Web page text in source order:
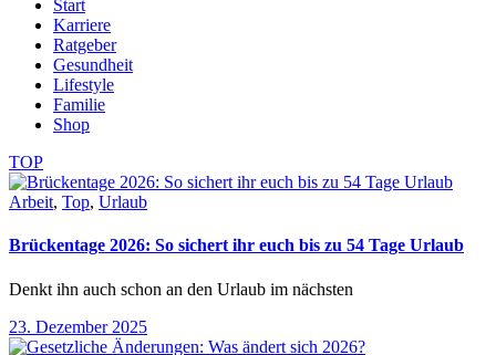
Start
Karriere
Ratgeber
Gesundheit
Lifestyle
Familie
Shop
TOP
Arbeit, Top, Urlaub
Brückentage 2026: So sichert ihr euch bis zu 54 Tage Urlaub
Denkt ihn auch schon an den Urlaub im nächsten
23. Dezember 2025